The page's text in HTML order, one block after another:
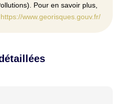
Pour en savoir plus,
https://www.georisques.gouv.fr/